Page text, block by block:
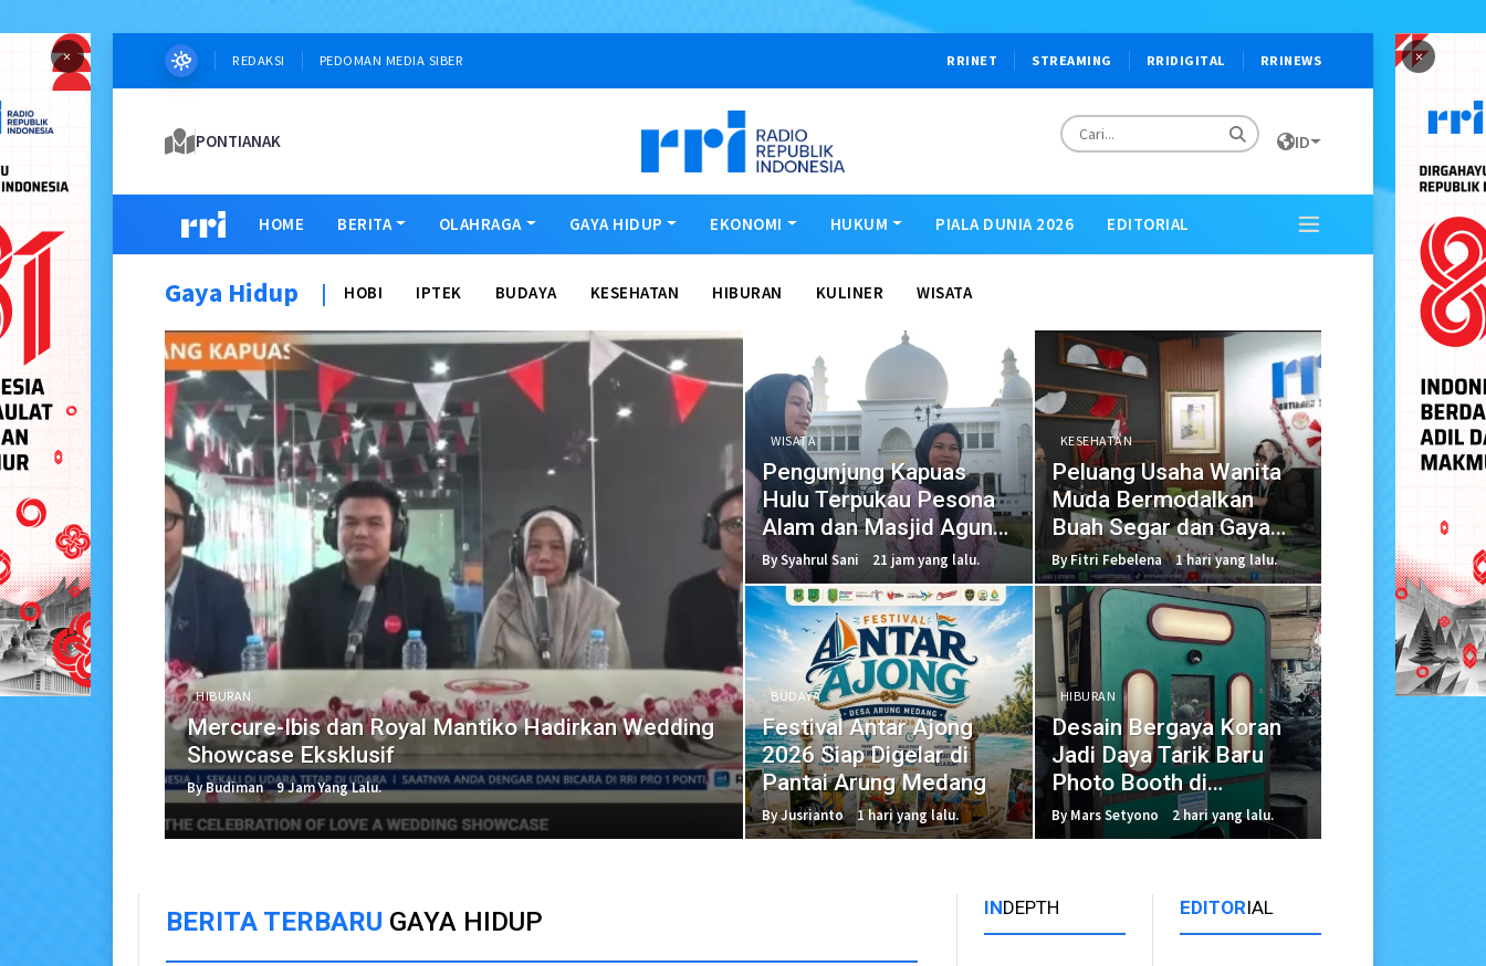
× ×
REDAKSI PEDOMAN MEDIA SIBER RRINET STREAMING RRIDIGITAL RRINEWS
PONTIANAK ID
HOME BERITA OLAHRAGA GAYA HIDUP EKONOMI HUKUM PIALA DUNIA 2026 EDITORIAL
Gaya Hidup | HOBI IPTEK BUDAYA KESEHATAN HIBURAN KULINER WISATA
HIBURAN
Mercure-Ibis dan Royal Mantiko Hadirkan Wedding
Showcase Eksklusif
By Budiman 9 Jam Yang Lalu.
WISATA
Pengunjung Kapuas
Hulu Terpukau Pesona
Alam dan Masjid Agung
Oesman Al-Khair
By Syahrul Sani 21 jam yang lalu.
KESEHATAN
Peluang Usaha Wanita
Muda Bermodalkan
Buah Segar dan Gaya
Hidup Sehat
By Fitri Febelena 1 hari yang lalu.
BUDAYA
Festival Antar Ajong
2026 Siap Digelar di
Pantai Arung Medang
By Jusrianto 1 hari yang lalu.
HIBURAN
Desain Bergaya Koran
Jadi Daya Tarik Baru
Photo Booth di
Pontianak
By Mars Setyono 2 hari yang lalu.
BERITA TERBARU GAYA HIDUP INDEPTH EDITORIAL